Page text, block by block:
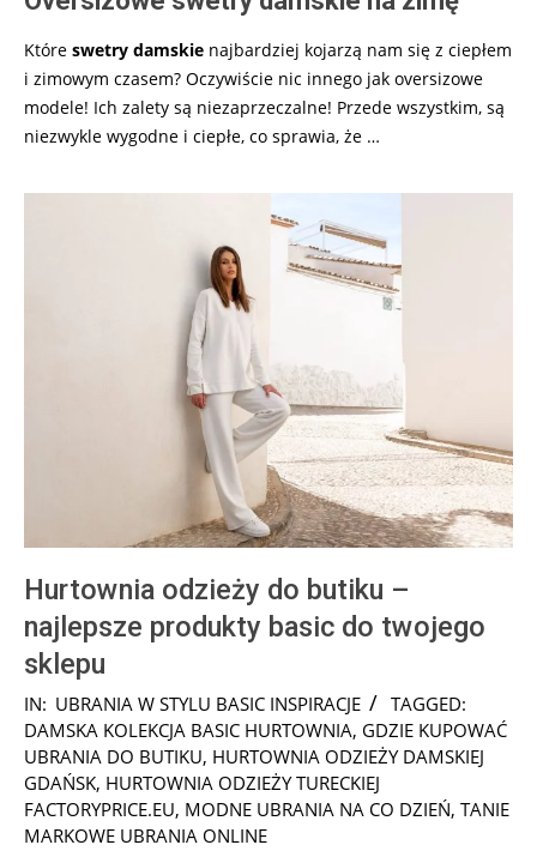
Które swetry damskie najbardziej kojarzą nam się z ciepłem
i zimowym czasem? Oczywiście nic innego jak oversizowe
modele! Ich zalety są niezaprzeczalne! Przede wszystkim, są
niezwykle wygodne i ciepłe, co sprawia, że …
Hurtownia odzieży do butiku –
najlepsze produkty basic do twojego
sklepu
2024-
10-
24
IN: UBRANIA W STYLU BASIC INSPIRACJE
TAGGED:
DAMSKA KOLEKCJA BASIC HURTOWNIA, GDZIE KUPOWAĆ
UBRANIA DO BUTIKU, HURTOWNIA ODZIEŻY DAMSKIEJ
GDAŃSK, HURTOWNIA ODZIEŻY TURECKIEJ
FACTORYPRICE.EU, MODNE UBRANIA NA CO DZIEŃ, TANIE
MARKOWE UBRANIA ONLINE